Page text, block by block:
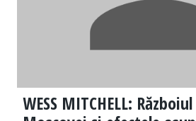
WESS MITCHELL: